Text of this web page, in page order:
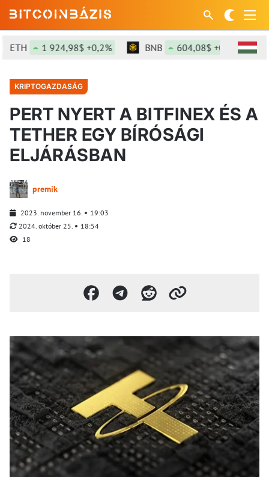
1 924,98$ +0,2% BNB 604,08$ +0,24%
KRIPTOGAZDASÁG
PERT NYERT A BITFINEX ÉS A
TETHER EGY BÍRÓSÁGI
ELJÁRÁSBAN
premik
2023. november 16.
19:03
2024. október 25.
18:54
18